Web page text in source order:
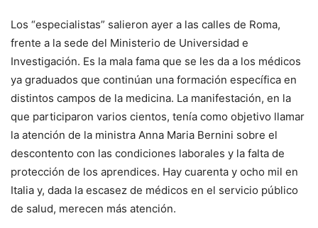
Los “especialistas” salieron ayer a las calles de Roma,
frente a la sede del Ministerio de Universidad e
Investigación. Es la mala fama que se les da a los médicos
ya graduados que continúan una formación específica en
distintos campos de la medicina. La manifestación, en la
que participaron varios cientos, tenía como objetivo llamar
la atención de la ministra Anna Maria Bernini sobre el
descontento con las condiciones laborales y la falta de
protección de los aprendices. Hay cuarenta y ocho mil en
Italia y, dada la escasez de médicos en el servicio público
de salud, merecen más atención.